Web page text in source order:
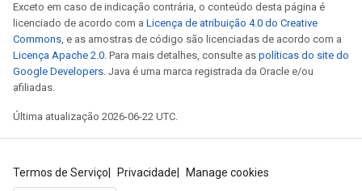
Exceto em caso de indicação contrária, o conteúdo desta página é
licenciado de acordo com a Licença de atribuição 4.0 do Creative
Commons, e as amostras de código são licenciadas de acordo com a
Licença Apache 2.0. Para mais detalhes, consulte as políticas do site do
Google Developers. Java é uma marca registrada da Oracle e/ou
afiliadas.
Última atualização 2026-06-22 UTC.
Termos de Serviço Privacidade Manage cookies